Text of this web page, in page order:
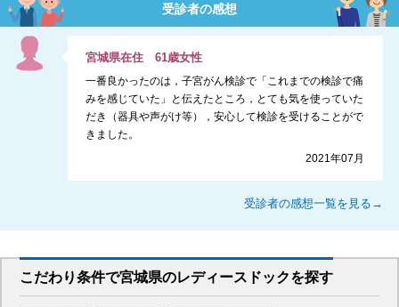
受診者の感想
宮城県在住61歳女性
一番良かったのは，子宮がん検診で「これまでの検診で痛
みを感じていた」と伝えたところ，とても気を使っていた
だき（器具や声がけ等），安心して検診を受けることがで
きました。
2021年07月
受診者の感想一覧を見る→
こだわり条件で宮城県のレディースドックを探す